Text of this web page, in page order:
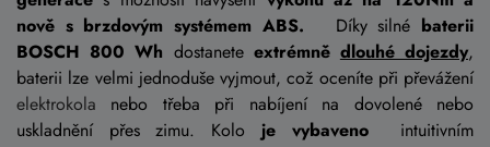
nově s brzdovým systémem ABS.
Díky silné baterii
BOSCH 800 Wh dostanete extrémně dlouhé dojezdy,
baterii lze velmi jednoduše vyjmout, což oceníte při převážení
elektrokola nebo třeba při nabíjení na dovolené nebo
uskladnění přes zimu. Kolo je vybaveno
intuitivním